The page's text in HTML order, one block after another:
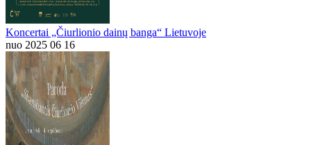
Koncertai „Čiurlionio dainų banga“ Lietuvoje
nuo 2025 06 16